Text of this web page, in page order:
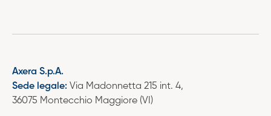
Axera S.p.A.
Sede legale: Via Madonnetta 215 int. 4,
36075 Montecchio Maggiore (VI)